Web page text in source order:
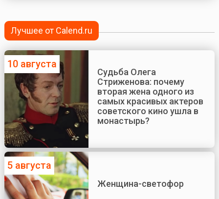
Лучшее от Calend.ru
10 августа
Судьба Олега
Стриженова: почему
вторая жена одного из
самых красивых актеров
советского кино ушла в
монастырь?
5 августа
Женщина-светофор